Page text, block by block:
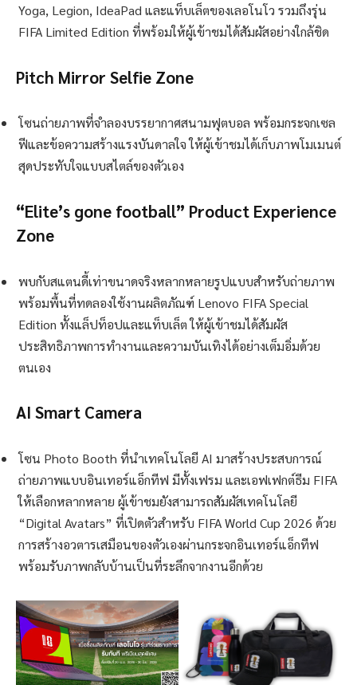
Yoga, Legion, IdeaPad และแท็บเล็ตของเลอโนโว รวมถึงรุ่น
FIFA Limited Edition ที่พร้อมให้ผู้เข้าชมได้สัมผัสอย่างใกล้ชิด
Pitch Mirror Selfie Zone
โซนถ่ายภาพที่จำลองบรรยากาศสนามฟุตบอล พร้อมกระจกเซล
ฟีและข้อความสร้างแรงบันดาลใจ ให้ผู้เข้าชมได้เก็บภาพโมเมนต์
สุดประทับใจแบบสไตล์ของตัวเอง
“Elite’s gone football” Product Experience
Zone
พบกับสแตนดี้เท่าขนาดจริงหลากหลายรูปแบบสำหรับถ่ายภาพ
พร้อมพื้นที่ทดลองใช้งานผลิตภัณฑ์ Lenovo FIFA Special
Edition ทั้งแล็ปท็อปและแท็บเล็ต ให้ผู้เข้าชมได้สัมผัส
ประสิทธิภาพการทำงานและความบันเทิงได้อย่างเต็มอิ่มด้วย
ตนเอง
AI Smart Camera
โซน Photo Booth ที่นำเทคโนโลยี AI มาสร้างประสบการณ์
ถ่ายภาพแบบอินเทอร์แอ็กทีฟ มีทั้งเฟรม และเอฟเฟกต์ธีม FIFA
ให้เลือกหลากหลาย ผู้เข้าชมยังสามารถสัมผัสเทคโนโลยี
“Digital Avatars” ที่เปิดตัวสำหรับ FIFA World Cup 2026 ด้วย
การสร้างอวตารเสมือนของตัวเองผ่านกระจกอินเทอร์แอ็กทีฟ
พร้อมรับภาพกลับบ้านเป็นที่ระลึกจากงานอีกด้วย